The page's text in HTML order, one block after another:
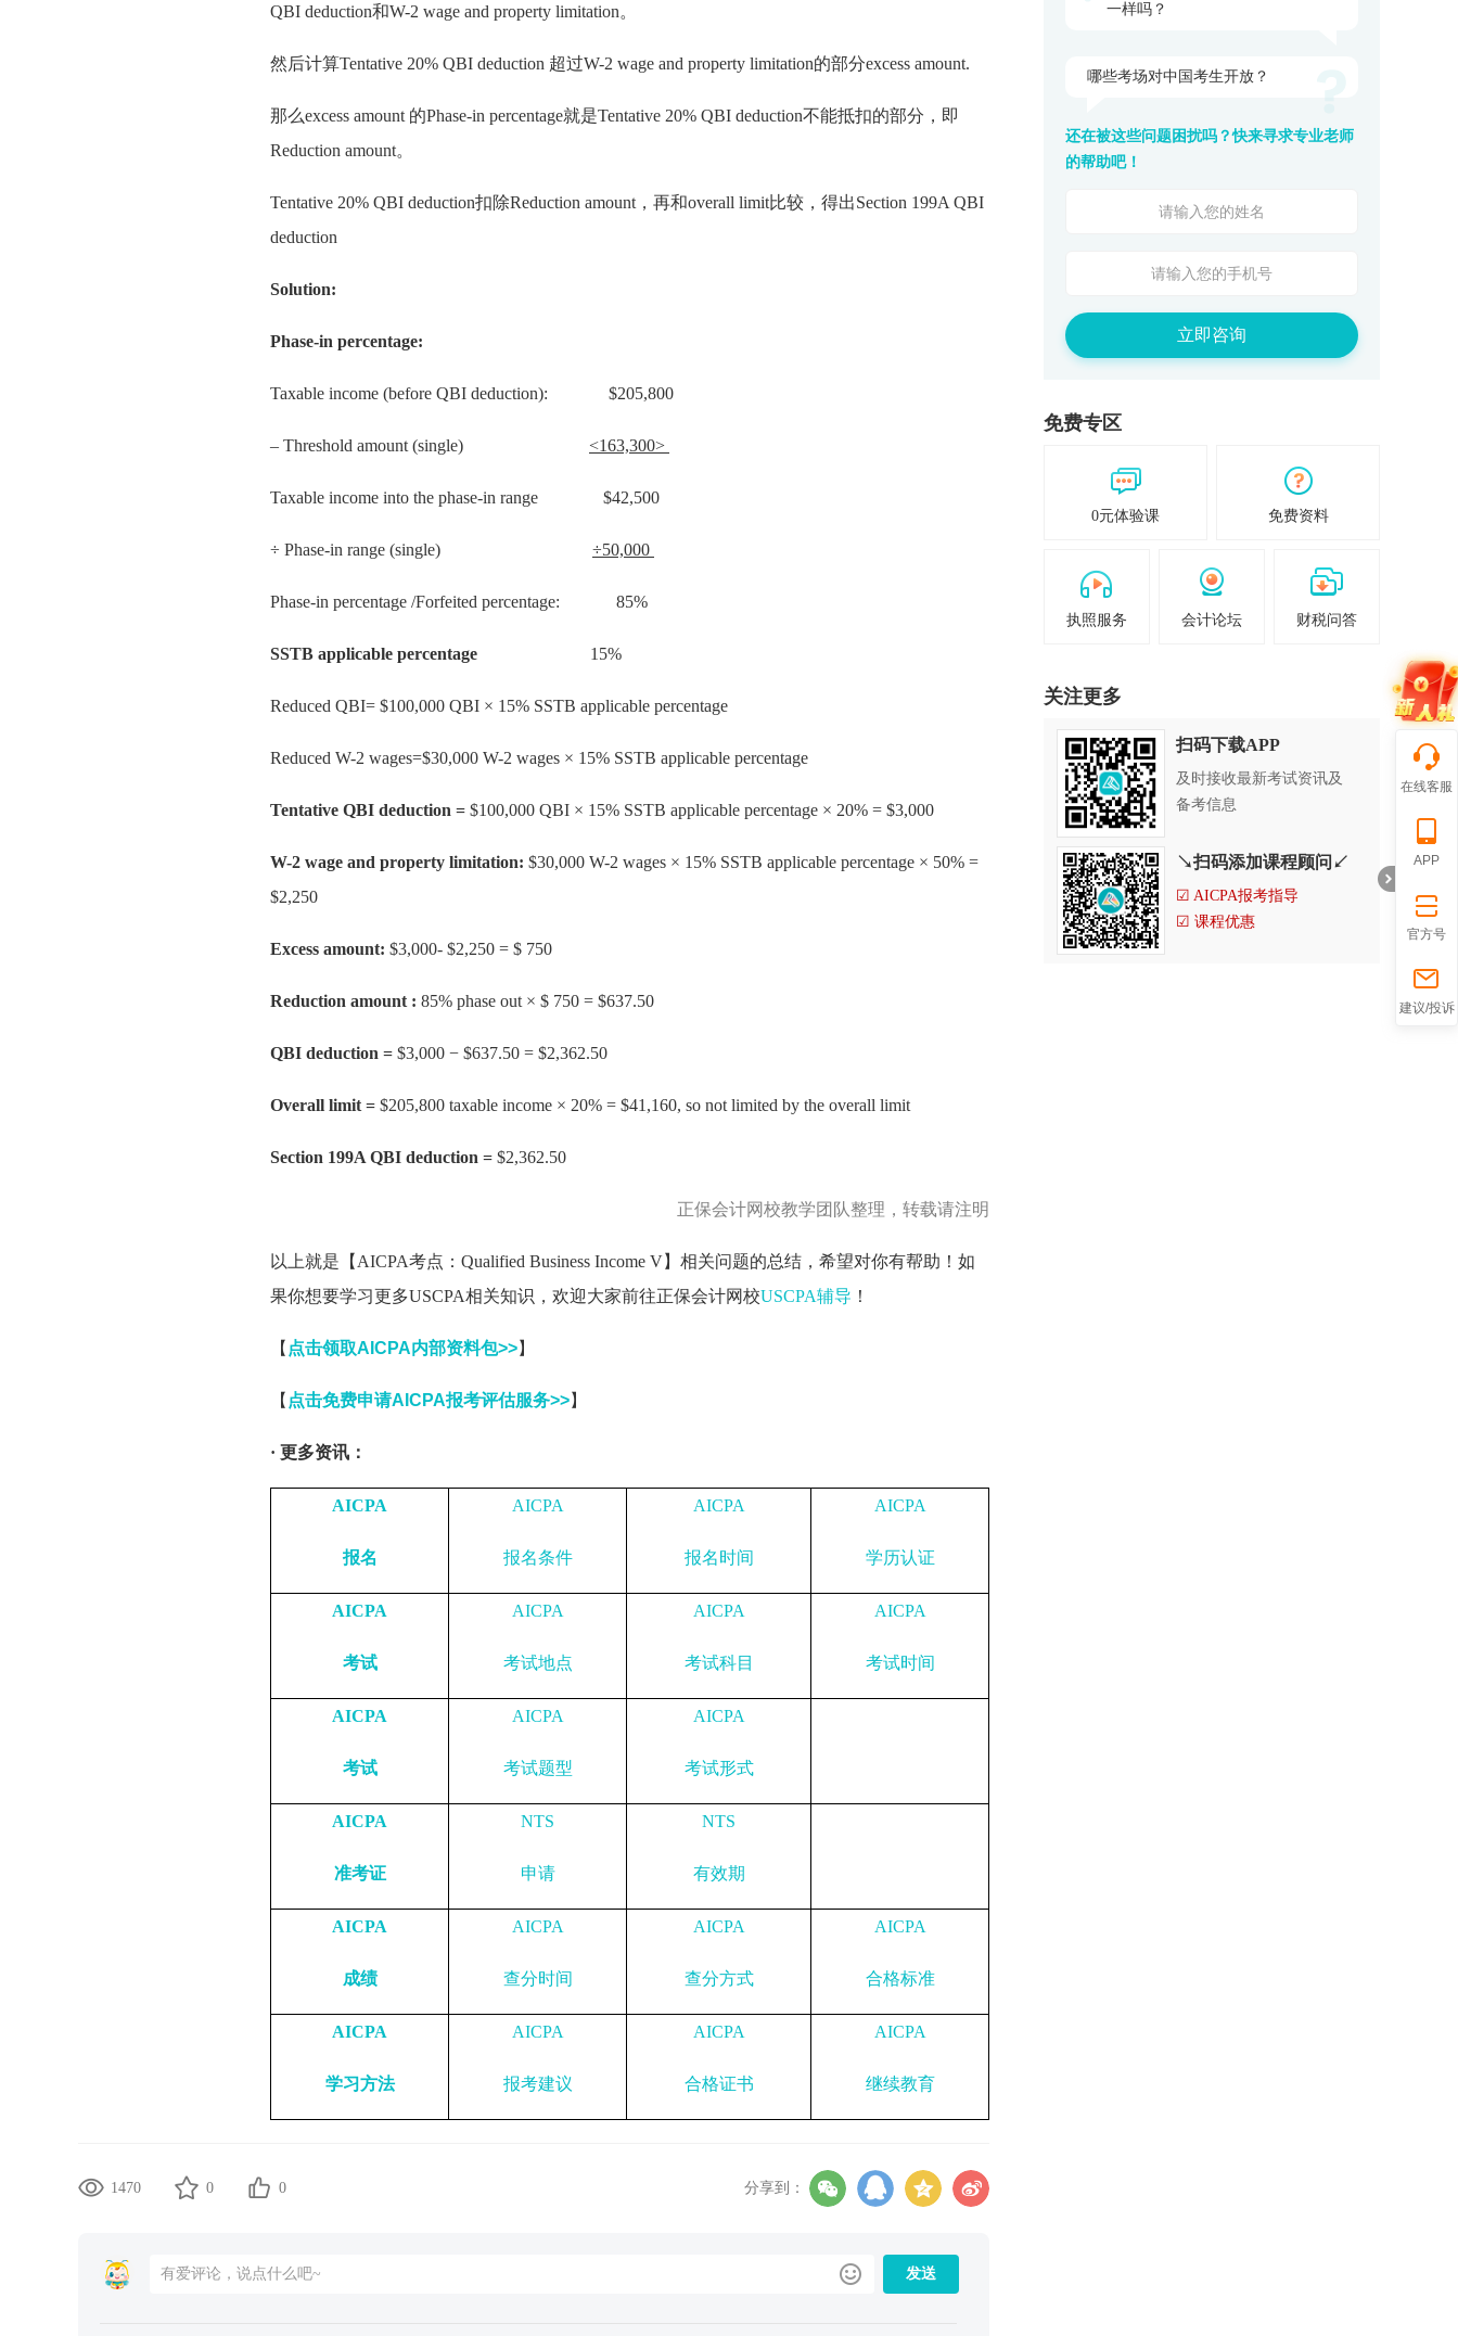
QBI deduction和W-2 wage and property limitation。
然后计算Tentative 20% QBI deduction 超过W-2 wage and property limitation的部分excess amount.
那么excess amount 的Phase-in percentage就是Tentative 20% QBI deduction不能抵扣的部分，即
Reduction amount。
Tentative 20% QBI deduction扣除Reduction amount，再和overall limit比较，得出Section 199A QBI
deduction
Solution:
Phase-in percentage:
Taxable income (before QBI deduction): $205,800
– Threshold amount (single) <163,300>
Taxable income into the phase-in range $42,500
÷ Phase-in range (single) ÷50,000
Phase-in percentage /Forfeited percentage: 85%
SSTB applicable percentage 15%
Reduced QBI= $100,000 QBI × 15% SSTB applicable percentage
Reduced W-2 wages=$30,000 W-2 wages × 15% SSTB applicable percentage
Tentative QBI deduction = $100,000 QBI × 15% SSTB applicable percentage × 20% = $3,000
W-2 wage and property limitation: $30,000 W-2 wages × 15% SSTB applicable percentage × 50% =
$2,250
Excess amount: $3,000- $2,250 = $ 750
Reduction amount : 85% phase out × $ 750 = $637.50
QBI deduction = $3,000 − $637.50 = $2,362.50
Overall limit = $205,800 taxable income × 20% = $41,160, so not limited by the overall limit
Section 199A QBI deduction = $2,362.50
正保会计网校教学团队整理，转载请注明
以上就是【AICPA考点：Qualified Business Income V】相关问题的总结，希望对你有帮助！如
果你想要学习更多USCPA相关知识，欢迎大家前往正保会计网校USCPA辅导 ！
【 点击领取AICPA内部资料包>>】
【 点击免费申请AICPA报考评估服务>>】
· 更多资讯：
AICPA
报名
AICPA
报名条件
AICPA
报名时间
AICPA
学历认证
AICPA
考试
AICPA
考试地点
AICPA
考试科目
AICPA
考试时间
AICPA
考试
AICPA
考试题型
AICPA
考试形式
AICPA
准考证
NTS
申请
NTS
有效期
AICPA
成绩
AICPA
查分时间
AICPA
查分方式
AICPA
合格标准
AICPA
学习方法
AICPA
报考建议
AICPA
合格证书
AICPA
继续教育
1470 0 0 分享到：
发送
一样吗？
哪些考场对中国考生开放？
还在被这些问题困扰吗？快来寻求专业老师
的帮助吧！
立即咨询
免费专区
0元体验课 免费资料
执照服务 会计论坛 财税问答
关注更多
扫码下载APP
及时接收最新考试资讯及
备考信息
↘扫码添加课程顾问↙
☑ AICPA报考指导
☑ 课程优惠
在线客服
APP
官方号
建议/投诉